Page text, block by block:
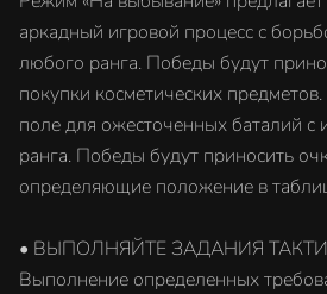
аркадный игровой процесс с
любого ранга. Победы будут
покупки косметических
поле для ожесточенных баталий с
ранга. Победы будут приносить
определяющие положение в
• ВЫПОЛНЯЙТЕ ЗАДАНИЯ
Выполнение определенных